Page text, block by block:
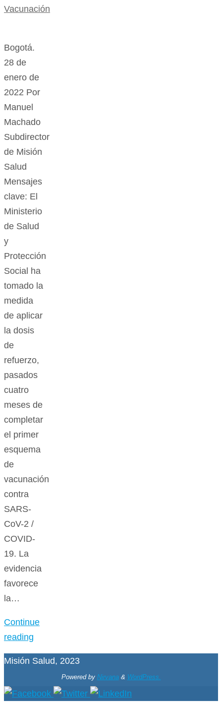
Vacunación
Bogotá.
28 de
enero de
2022 Por
Manuel
Machado
Subdirector
de Misión
Salud
Mensajes
clave: El
Ministerio
de Salud
y
Protección
Social ha
tomado la
medida
de aplicar
la dosis
de
refuerzo,
pasados
cuatro
meses de
completar
el primer
esquema
de
vacunación
contra
SARS-
CoV-2 /
COVID-
19. La
evidencia
favorece
la…
Continue
reading
Misión Salud, 2023
Powered by Nirvana& WordPress.